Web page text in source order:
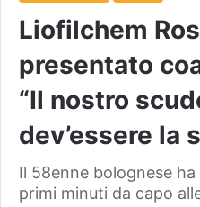
Liofilchem
presentato
“Il nostro
dev’essere la
Il 58enne bolognese
primi minuti da capo